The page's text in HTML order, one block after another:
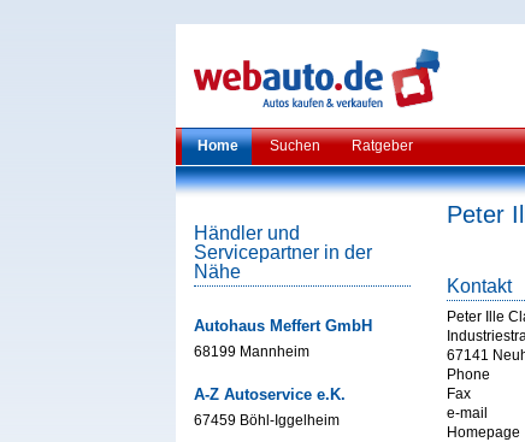
Home Suchen Ratgeber
Händler und
Servicepartner in der
Nähe
Autohaus Meffert GmbH
68199 Mannheim
A-Z Autoservice e.K.
67459 Böhl-Iggelheim
Peter
Kontakt
Peter Ille
67141
Phone
Fax
e-mail
Homepage